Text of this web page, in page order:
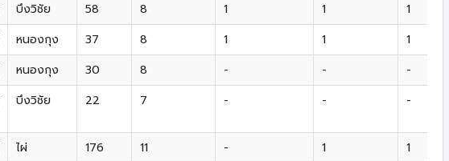
บึงวิชัย 58 8 1 1
1
หนองกุง 37 8 1 1
1
หนองกุง 30 8 - -
-
บึงวิชัย 22 7 - - -
ไผ่ 176 11 - 1
1